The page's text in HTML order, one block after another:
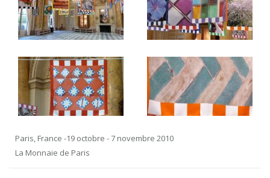
Paris, France -19 octobre - 7 novembre 2010
La Monnaie de Paris